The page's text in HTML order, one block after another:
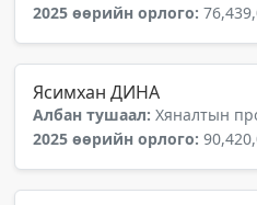
2025 өөрийн орлого:
Ясимхан ДИНА
Албан тушаал: Хяналтын
2025 өөрийн орлого: